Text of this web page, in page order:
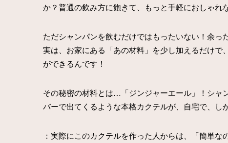
か？普通の飲み方に飽きて、もっと手軽におしゃれ
ただシャンパンを飲むだけではもったいない！余
実は、お家にある「あの材料」を少し加えるだけ
ができるんです！
その秘密の材料とは…「ジンジャーエール」！シャ
バーで出てくるような本格カクテルが、自宅で、し
：実際にこのカクテルを作った人からは、「簡単